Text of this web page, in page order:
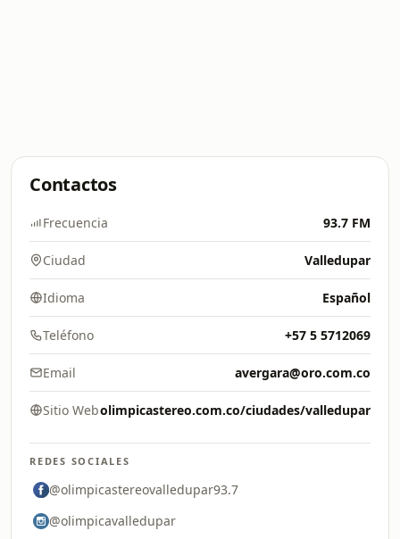
Contactos
Frecuencia 93.7 FM
Ciudad Valledupar
Idioma Español
Teléfono +57 5 5712069
Email avergara@oro.com.co
Sitio Webolimpicastereo.com.co/ciudades/valledupar
REDES SOCIALES
@olimpicastereovalledupar93.7
@olimpicavalledupar